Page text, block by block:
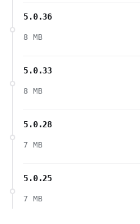
5.0.36
8 MB
5.0.33
8 MB
5.0.28
7 MB
5.0.25
7 MB